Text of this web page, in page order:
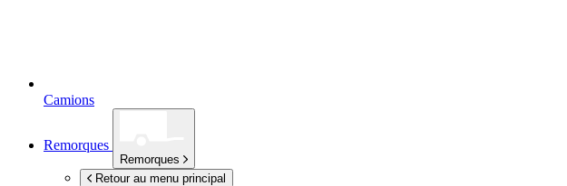
Camions
Remorques
Remorques
Retour au menu principal